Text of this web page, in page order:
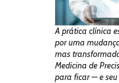
A prática clínica
por uma
mas
Medicina de
para ficar — e